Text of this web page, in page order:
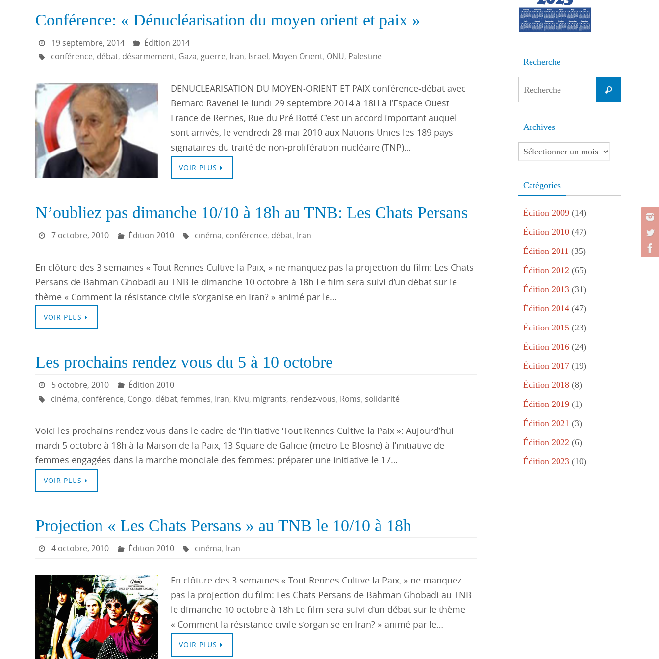
Conférence: « Dénucléarisation du moyen orient et paix »
19 septembre, 2014
Édition 2014
conférence, débat, désarmement, Gaza, guerre, Iran, Israel, Moyen Orient, ONU, Palestine
DENUCLEARISATION DU MOYEN-ORIENT ET PAIX conférence-débat avec
Bernard Ravenel le lundi 29 septembre 2014 à 18H à l’Espace Ouest-
France de Rennes, Rue du Pré Botté C’est un accord important auquel
sont arrivés, le vendredi 28 mai 2010 aux Nations Unies les 189 pays
signataires du traité de non-prolifération nucléaire (TNP)…
VOIR PLUS
N’oubliez pas dimanche 10/10 à 18h au TNB: Les Chats Persans
7 octobre, 2010 Édition 2010 cinéma, conférence, débat, Iran
En clôture des 3 semaines « Tout Rennes Cultive la Paix, » ne manquez pas la projection du film: Les Chats
Persans de Bahman Ghobadi au TNB le dimanche 10 octobre à 18h Le film sera suivi d’un débat sur le
thème « Comment la résistance civile s’organise en Iran? » animé par le…
VOIR PLUS
Les prochains rendez vous du 5 à 10 octobre
5 octobre, 2010
Édition 2010
cinéma, conférence, Congo, débat, femmes, Iran, Kivu, migrants, rendez-vous, Roms, solidarité
Voici les prochains rendez vous dans le cadre de ‘l’initiative ‘Tout Rennes Cultive la Paix »: Aujourd’hui
mardi 5 octobre à 18h à la Maison de la Paix, 13 Square de Galicie (metro Le Blosne) à l’initiative de
femmes engagées dans la marche mondiale des femmes: préparer une initiative le 17…
VOIR PLUS
Projection « Les Chats Persans » au TNB le 10/10 à 18h
4 octobre, 2010 Édition 2010 cinéma, Iran
En clôture des 3 semaines « Tout Rennes Cultive la Paix, » ne manquez
pas la projection du film: Les Chats Persans de Bahman Ghobadi au TNB
le dimanche 10 octobre à 18h Le film sera suivi d’un débat sur le thème
« Comment la résistance civile s’organise en Iran? » animé par le…
VOIR PLUS
Recherche
Recherche
Archives
Archives
Catégories
Édition 2009 (14)
Édition 2010 (47)
Édition 2011 (35)
Édition 2012 (65)
Édition 2013 (31)
Édition 2014 (47)
Édition 2015 (23)
Édition 2016 (24)
Édition 2017 (19)
Édition 2018 (8)
Édition 2019 (1)
Édition 2021 (3)
Édition 2022 (6)
Édition 2023 (10)